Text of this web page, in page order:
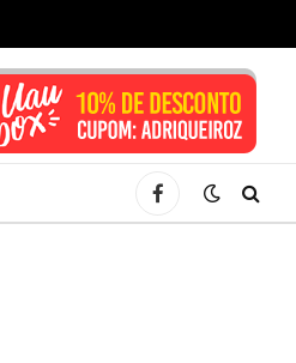
Facebook